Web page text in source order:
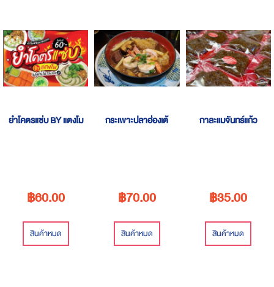
ยำโคตรแซ่บ BY แตงโม
฿60.00
สินค้าหมด
กระเพาะปลาฮ่องเต้
฿70.00
สินค้าหมด
กาละแมจันทร์แก้ว
฿35.00
สินค้าหมด